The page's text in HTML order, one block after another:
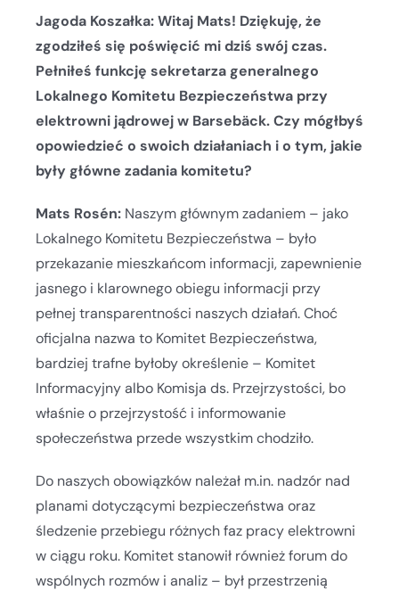
Jagoda Koszałka: Witaj Mats! Dziękuję, że
zgodziłeś się poświęcić mi dziś swój czas.
Pełniłeś funkcję sekretarza generalnego
Lokalnego Komitetu Bezpieczeństwa przy
elektrowni jądrowej w Barsebäck. Czy mógłbyś
opowiedzieć o swoich działaniach i o tym, jakie
były główne zadania komitetu?
Mats Rosén:Naszym głównym zadaniem – jako
Lokalnego Komitetu Bezpieczeństwa – było
przekazanie mieszkańcom informacji, zapewnienie
jasnego i klarownego obiegu informacji przy
pełnej transparentności naszych działań. Choć
oficjalna nazwa to Komitet Bezpieczeństwa,
bardziej trafne byłoby określenie – Komitet
Informacyjny albo Komisja ds. Przejrzystości, bo
właśnie o przejrzystość i informowanie
społeczeństwa przede wszystkim chodziło.
Do naszych obowiązków należał m.in. nadzór nad
planami dotyczącymi bezpieczeństwa oraz
śledzenie przebiegu różnych faz pracy elektrowni
w ciągu roku. Komitet stanowił również forum do
wspólnych rozmów i analiz – był przestrzenią